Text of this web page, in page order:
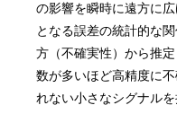
の影響を瞬時に遠方に
となる誤差の統計的な
方（不確実性）から推
数が多いほど高精度に
れない小さなシグナルを